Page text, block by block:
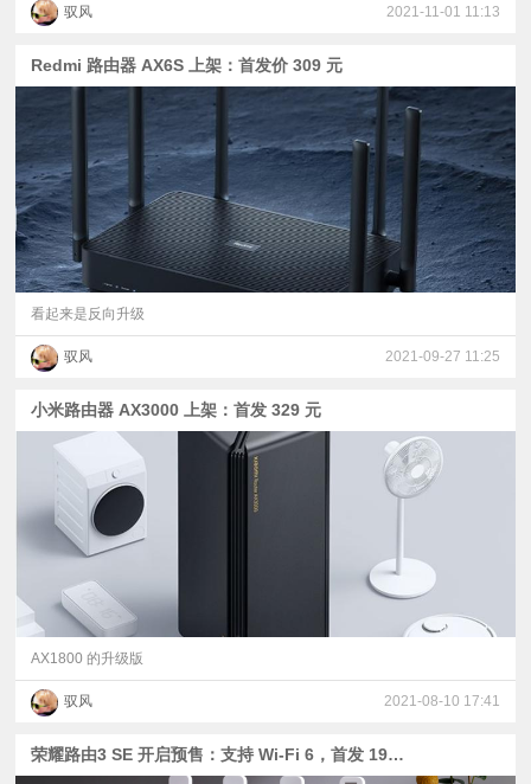
验
专
题
驭风 2021-11-01 11:13
Redmi 路由器 AX6S 上架：首发价 309 元
看起来是反向升级
驭风 2021-09-27 11:25
小米路由器 AX3000 上架：首发 329 元
AX1800 的升级版
驭风 2021-08-10 17:41
荣耀路由3 SE 开启预售：支持 Wi-Fi 6，首发 199 元